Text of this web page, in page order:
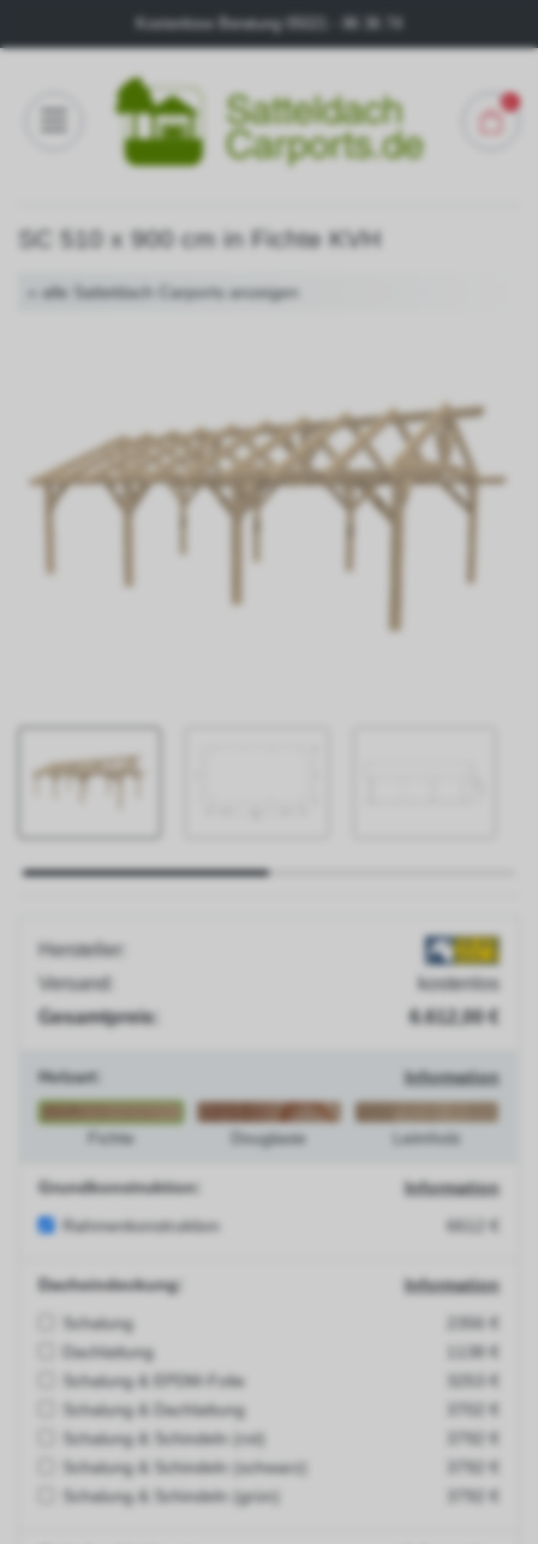
Kostenlose Beratung
SC 510 x 900 cm in Fichte KVH
« alle Satteldach Carports anzeigen
Hersteller:
Versand:
kostenlos
Gesamtpreis:
6.612,00 €
Holzart: Information
Fichte Douglasie Leimholz
Grundkonstruktion:
Information
Rahmenkonstruktion
6612 €
Dacheindeckung:
Information
Schalung
2356 €
Dachlattung
1138 €
Schalung & EPDM-Folie
Schalung & Dachlattung
Schalung & Schindeln (rot)
Schalung & Schindeln (schwarz)
Schalung & Schindeln (grün)
Galerie
Versand
Montageservice